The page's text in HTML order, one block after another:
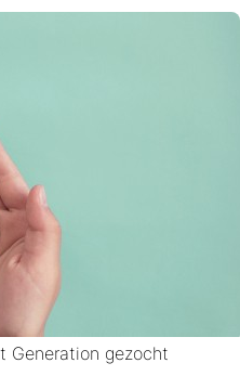
Generation gezocht